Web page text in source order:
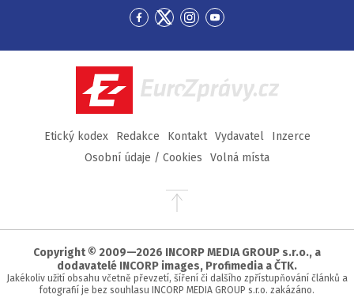
Přejít
Facebook
Přejít
Twitter
Přejít
Instagram
Přejít
YouTube
EuroZprávy.cz
Etický kodex Redakce Kontakt Vydavatel
Inzerce
Osobní údaje / Cookies
Volná místa
Přejít
stránky
Copyright © 2009—2026 INCORP MEDIA GROUP s.r.o., a
dodavatelé INCORP images, Profimedia a ČTK.
Jakékoliv užití obsahu včetně převzetí, šíření či dalšího zpřístupňování článků a
fotografií je bez souhlasu INCORP MEDIA GROUP s.r.o. zakázáno.